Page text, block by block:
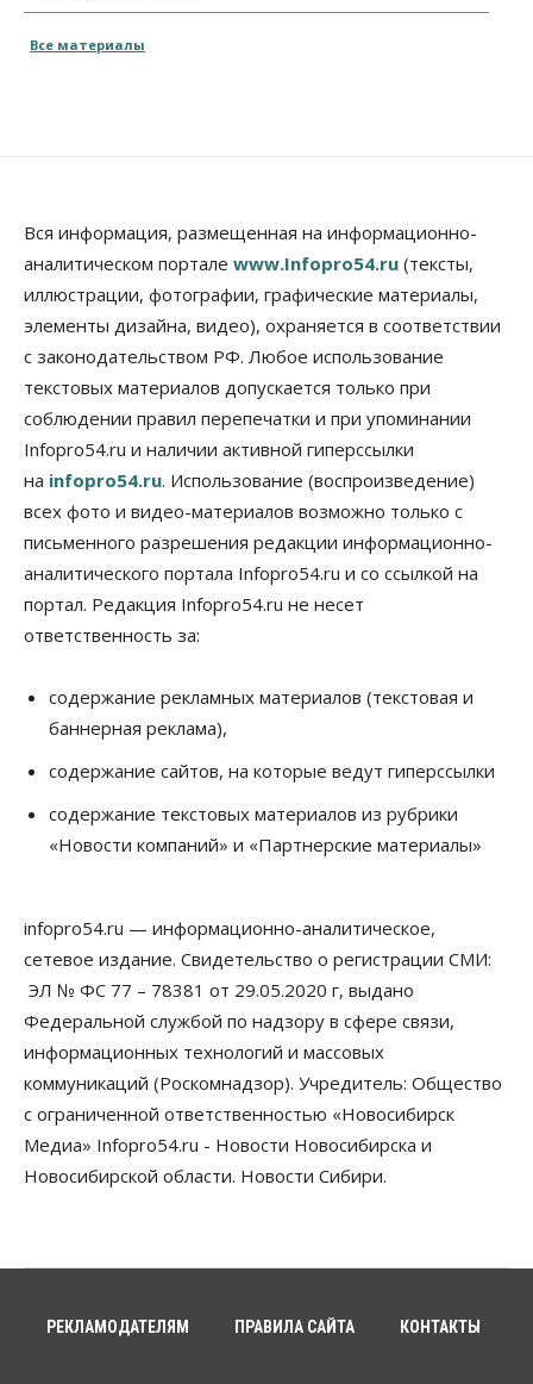
Треть автовладельцев в Новосибирской области
07 Августа 2026, 12:35
Общество
Синоптики рассказали о погоде в Новосибирске
на выходных
07 Августа 2026, 12:00
Жители Новосибирска смогут добровольно
повысить свою пенсию
07 Августа 2026, 11:30
Общество
Деньгами будут распоряжаться дети: в десяти
школах Новосибирской области введут
инициативное бюджетирование
07 Августа 2026, 11:00
заключили под стражу
07 Августа 2026, 10:15
Общество
Новосибирской области, но режима ЧС не будет
07 Августа 2026, 10:00
выстраивают системы защиты от атак БПЛА
07 Августа 2026, 09:00
По «Сибэлектротерму» выдали исполнительные
листы на полмиллиарда рублей
07 Августа 2026, 08:00
Бизнес Власть Медицина Общество
Искусственный интеллект предлагают
привлекать к разработке новых лекарств в
России
рублей
Все материалы
Вся информация, размещенная на информационно-
аналитическом портале www.Infopro54.ru (тексты,
иллюстрации, фотографии, графические материалы,
элементы дизайна, видео), охраняется в соответствии
с законодательством РФ. Любое использование
текстовых материалов допускается только при
соблюдении правил перепечатки и при упоминании
Infopro54.ru и наличии активной гиперссылки
на infopro54.ru. Использование (воспроизведение)
всех фото и видео-материалов возможно только с
письменного разрешения редакции информационно-
аналитического портала Infopro54.ru и со ссылкой на
портал. Редакция Infopro54.ru не несет
ответственность за:
содержание рекламных материалов (текстовая и
баннерная реклама),
содержание сайтов, на которые ведут гиперссылки
содержание текстовых материалов из рубрики
«Новости компаний» и «Партнерские материалы»
infopro54.ru — информационно-аналитическое,
сетевое издание. Свидетельство о регистрации СМИ:
ЭЛ № ФС 77 – 78381 от 29.05.2020 г, выдано
Федеральной службой по надзору в сфере связи,
информационных технологий и массовых
коммуникаций (Роскомнадзор). Учредитель: Общество
с ограниченной ответственностью «Новосибирск
Медиа» Infopro54.ru - Новости Новосибирска и
Новосибирской области. Новости Сибири.
РЕКЛАМОДАТЕЛЯМ ПРАВИЛА САЙТА КОНТАКТЫ